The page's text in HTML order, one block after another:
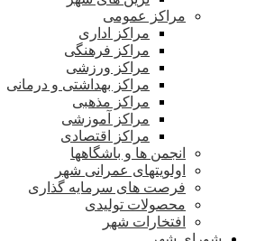
مراکز عمومی
مراکز اداری
مراکز فرهنگی
مراکز ورزشی
مراکز بهداشتی و درمانی
مراکز مذهبی
مراکز آموزشی
مراکز اقتصادی
انجمن ها و باشگاهها
اولویتهای عمرانی شهر
فرصت های سرمایه گذاری
محصولات تولیدی
افتخارات شهر